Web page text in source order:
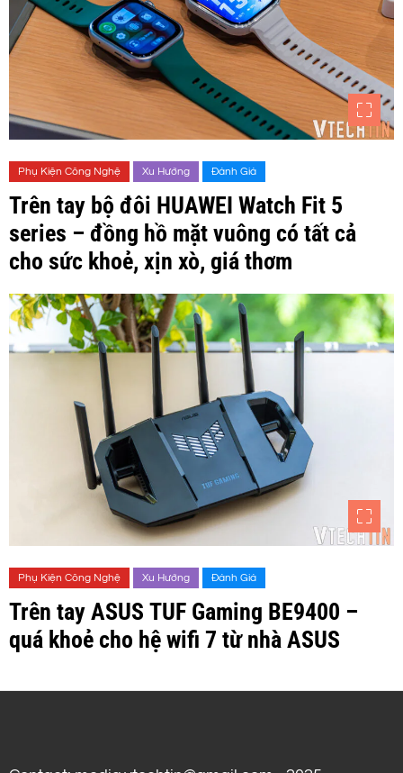
Phụ Kiện Công Nghệ Xu Hướng Đánh Giá
Trên tay bộ đôi HUAWEI Watch Fit 5
series – đồng hồ mặt vuông có tất cả
cho sức khoẻ, xịn xò, giá thơm
Phụ Kiện Công Nghệ Xu Hướng Đánh Giá
Trên tay ASUS TUF Gaming BE9400 –
quá khoẻ cho hệ wifi 7 từ nhà ASUS